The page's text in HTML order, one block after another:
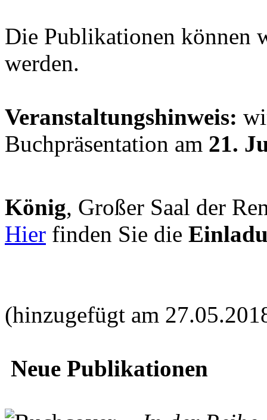
Die Publikationen können
werden.
Veranstaltungshinweis:
Buchpräsentation am 21.
König, Großer Saal der
Hier finden Sie die
(hinzugefügt am
Neue Publikationen